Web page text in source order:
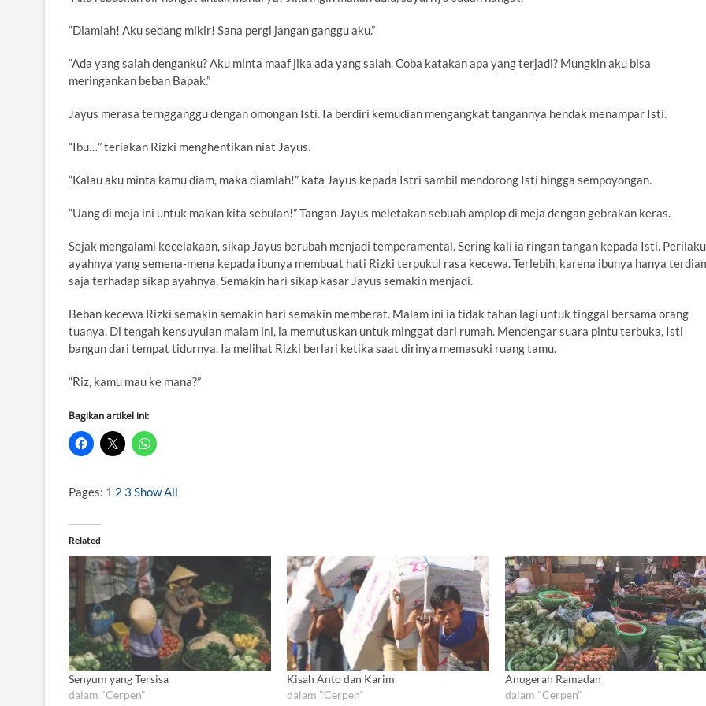
“Diamlah! Aku sedang mikir! Sana pergi jangan ganggu aku.”
“Ada yang salah denganku? Aku minta maaf jika ada yang salah. Coba katakan apa yang terjadi? Mungkin aku bisa
meringankan beban Bapak.”
Jayus merasa terngganggu dengan omongan Isti. Ia berdiri kemudian mengangkat tangannya hendak menampar Isti.
“Ibu…” teriakan Rizki menghentikan niat Jayus.
“Kalau aku minta kamu diam, maka diamlah!” kata Jayus kepada Istri sambil mendorong Isti hingga sempoyongan.
“Uang di meja ini untuk makan kita sebulan!” Tangan Jayus meletakan sebuah amplop di meja dengan gebrakan keras.
Sejak mengalami kecelakaan, sikap Jayus berubah menjadi temperamental. Sering kali ia ringan tangan kepada Isti. Perilaku
ayahnya yang semena-mena kepada ibunya membuat hati Rizki terpukul rasa kecewa. Terlebih, karena ibunya hanya
saja terhadap sikap ayahnya. Semakin hari sikap kasar Jayus semakin menjadi.
Beban kecewa Rizki semakin semakin hari semakin memberat. Malam ini ia tidak tahan lagi untuk tinggal bersama orang
tuanya. Di tengah kensuyuian malam ini, ia memutuskan untuk minggat dari rumah. Mendengar suara pintu terbuka, Isti
bangun dari tempat tidurnya. Ia melihat Rizki berlari ketika saat dirinya memasuki ruang tamu.
“Riz, kamu mau ke mana?”
Bagikan artikel ini:
Pages: 1 2 3 Show All
Related
Senyum yang Tersisa
dalam "Cerpen"
Kisah Anto dan Karim
dalam "Cerpen"
Anugerah Ramadan
dalam "Cerpen"